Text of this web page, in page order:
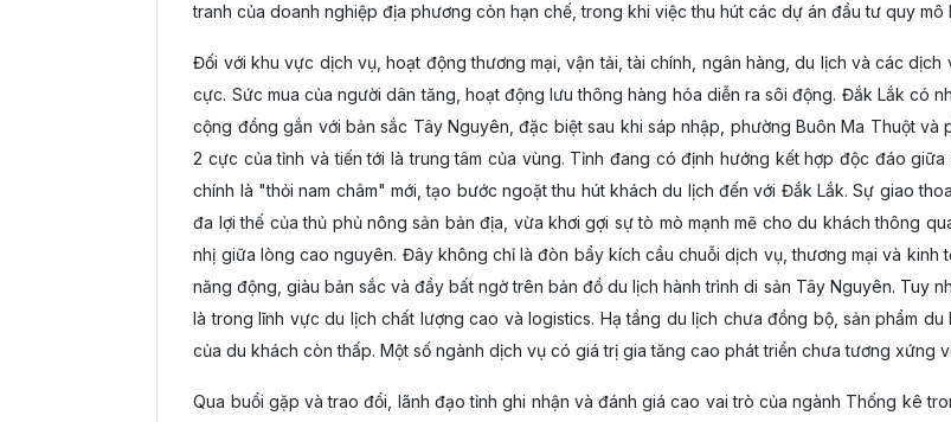
tranh của doanh nghiệp địa phương còn hạn chế, trong khi việc thu hút các dự án đầu tư quy
Đối với khu vực dịch vụ, hoạt động thương mại, vận tải, tài chính, ngân hàng, du lịch và các
cực. Sức mua của người dân tăng, hoạt động lưu thông hàng hóa diễn ra sôi động. Đắk Lắk có
cộng đồng gắn với bản sắc Tây Nguyên, đặc biệt sau khi sáp nhập, phường Buôn Ma Thuột
2 cực của tỉnh và tiến tới là trung tâm của vùng. Tỉnh đang có định hướng kết hợp độc đáo
chính là "thỏi nam châm" mới, tạo bước ngoặt thu hút khách du lịch đến với Đắk Lắk. Sự giao
đa lợi thế của thủ phủ nông sản bản địa, vừa khơi gợi sự tò mò mạnh mẽ cho du khách thông
nhị giữa lòng cao nguyên. Đây không chỉ là đòn bẩy kích cầu chuỗi dịch vụ, thương mại và kinh
năng động, giàu bản sắc và đầy bất ngờ trên bản đồ du lịch hành trình di sản Tây Nguyên. Tuy
là trong lĩnh vực du lịch chất lượng cao và logistics. Hạ tầng du lịch chưa đồng bộ, sản phẩm
của du khách còn thấp. Một số ngành dịch vụ có giá trị gia tăng cao phát triển chưa tương xứng
Qua buổi gặp và trao đổi, lãnh đạo tỉnh ghi nhận và đánh giá cao vai trò của ngành Thống kê